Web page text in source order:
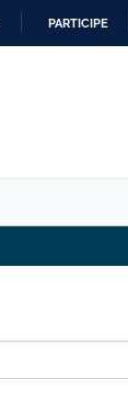
PARTICIPE